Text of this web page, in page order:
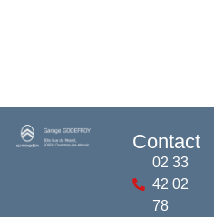
Contact
02 33
42 02
78